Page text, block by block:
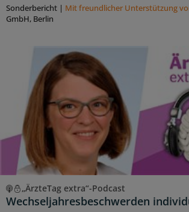
Sonderbericht | Mit freundlicher Unterstützung
GmbH, Berlin
„ÄrzteTag extra“-Podcast
Wechseljahresbeschwerden